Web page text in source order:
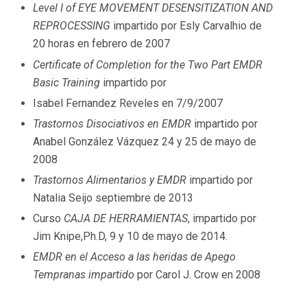
Level I of EYE MOVEMENT DESENSITIZATION AND
REPROCESSING impartido por Esly Carvalhio de
20 horas en febrero de 2007
Certificate of Completion for the Two Part EMDR
Basic Training impartido por
Isabel Fernandez Reveles en 7/9/2007
Trastornos Disociativos en EMDR impartido por
Anabel González Vázquez 24 y 25 de mayo de
2008
Trastornos Alimentarios y EMDR impartido por
Natalia Seijo septiembre de 2013
Curso CAJA DE HERRAMIENTAS, impartido por
Jim Knipe,Ph.D, 9 y 10 de mayo de 2014.
EMDR en el Acceso a las heridas de Apego
Tempranas impartido por Carol J. Crow en 2008